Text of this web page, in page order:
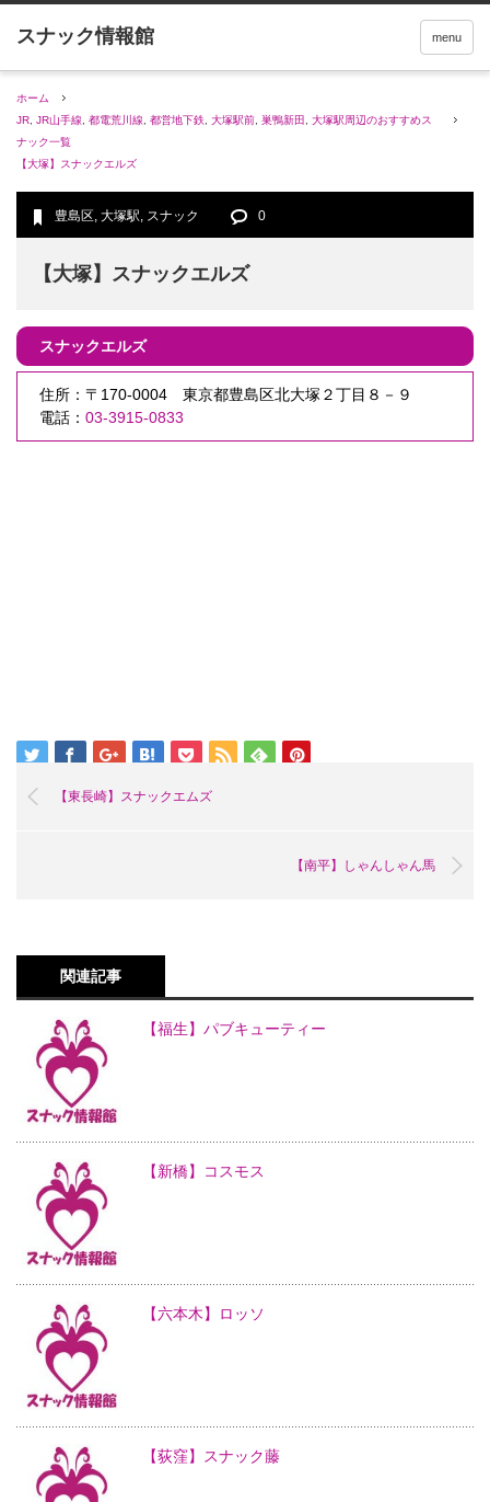
menu
ホーム
JR JR山手線 都電荒川線 都営地下鉄 大塚駅前 巣鴨新田
大塚駅周辺のおすすめス
ナック一覧
【大塚】スナックエルズ
豊島区, 大塚駅, スナック 0
【大塚】スナックエルズ
スナックエルズ
住所：〒170-0004 東京都豊島区北大塚２丁目８－９
電話： 03-3915-0833
【東長崎】スナックエムズ
【南平】しゃんしゃん馬
関連記事
【福生】パブキューティー
【新橋】コスモス
【六本木】ロッソ
【荻窪】スナック藤